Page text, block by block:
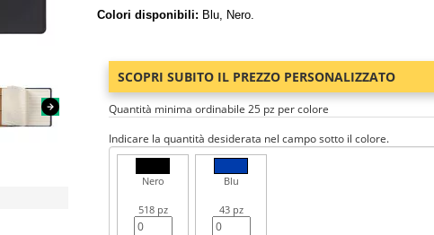
Colori disponibili: Blu, Nero.
SCOPRI SUBITO IL PREZZO PERSONALIZZATO
Quantità minima ordinabile 25 pz per colore
Indicare la quantità desiderata nel campo sotto il colore.
Nero
518 pz
Blu
43 pz